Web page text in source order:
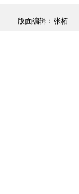
版面编辑：张柘